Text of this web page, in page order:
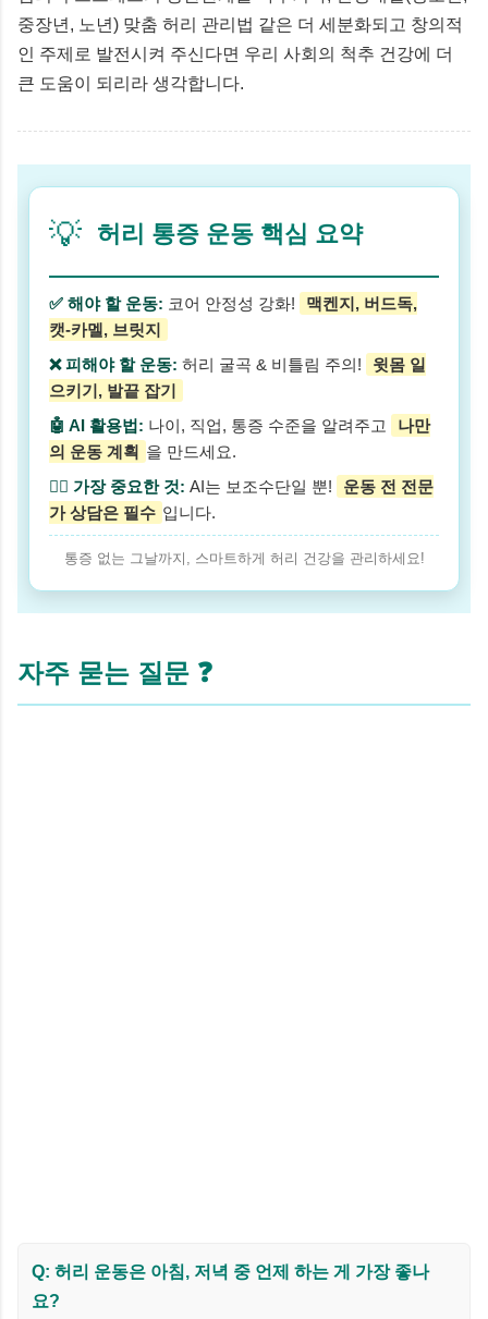
중장년, 노년) 맞춤 허리 관리법 같은 더 세분화되고 창의적
인 주제로 발전시켜 주신다면 우리 사회의 척추 건강에 더
큰 도움이 되리라 생각합니다.
💡 허리 통증 운동 핵심 요약
✅ 해야 할 운동: 코어 안정성 강화!
맥켄지, 버드독,
캣-카멜, 브릿지
❌ 피해야 할 운동: 허리 굴곡 & 비틀림 주의!
윗몸 일
으키기, 발끝 잡기
🤖 AI 활용법: 나이, 직업, 통증 수준을 알려주고
나만
의 운동 계획 을 만드세요.
👩‍⚕️ 가장 중요한 것: AI는 보조수단일 뿐!
운동 전 전문
가 상담은 필수 입니다.
통증 없는 그날까지, 스마트하게 허리 건강을 관리하세요!
자주 묻는 질문 ❓
Q: 허리 운동은 아침, 저녁 중 언제 하는 게 가장 좋나
요?